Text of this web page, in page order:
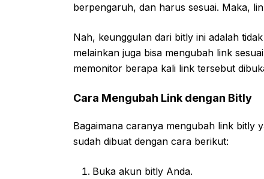
berpengaruh, dan harus sesuai. Maka,
Nah, keunggulan dari bitly ini adalah
melainkan juga bisa mengubah link
memonitor berapa kali link tersebut
Cara Mengubah Link dengan Bitly
Bagaimana caranya mengubah link bitly
sudah dibuat dengan cara berikut:
Buka akun bitly Anda.